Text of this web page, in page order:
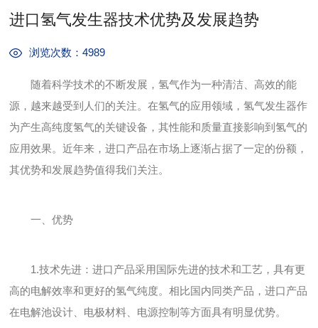
进口氢气发生器技术优势及发展趋势
浏览次数：4989
随着科学技术的不断发展，氢气作为一种清洁、高效的能
源，越来越受到人们的关注。在氢气的应用领域，氢气发生器作
为产生高纯度氢气的关键设备，其性能和质量直接影响到氢气的
应用效果。近年来，进口产品在市场上逐渐占据了一定的份额，
其优势和发展趋势值得我们关注。
一、优势
1.技术先进：进口产品采用国际先进的技术和工艺，具有更
高的电解效率和更好的氢气纯度。相比国内同类产品，进口产品
在电解池设计、电极材料、电源控制等方面具有明显优势。